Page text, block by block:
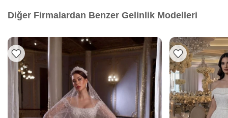
Diğer Firmalardan Benzer Gelinlik Modelleri